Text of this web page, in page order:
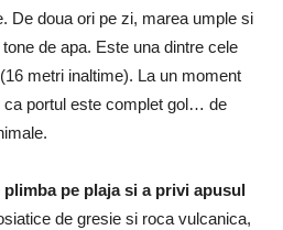
De doua ori pe zi, marea umple si
de apa. Este una dintre cele
metri inaltime). La un moment
ca portul este complet gol… de
pe plaja si a privi apusul
de gresie si roca vulcanica,